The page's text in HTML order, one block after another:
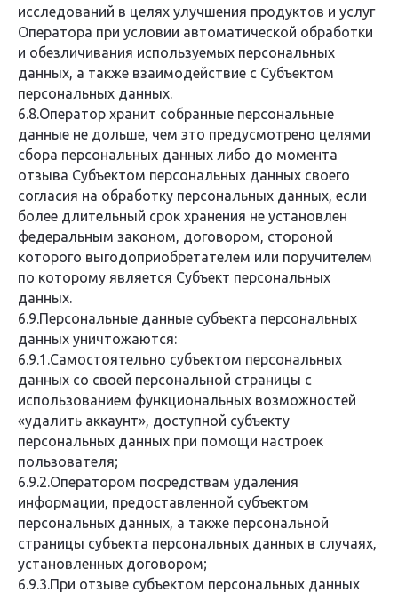
исследований в целях улучшения продуктов и услуг
Оператора при условии автоматической обработки
и обезличивания используемых персональных
данных, а также взаимодействие с Субъектом
персональных данных.
6.8.Оператор хранит собранные персональные
данные не дольше, чем это предусмотрено целями
сбора персональных данных либо до момента
отзыва Субъектом персональных данных своего
согласия на обработку персональных данных, если
более длительный срок хранения не установлен
федеральным законом, договором, стороной
которого выгодоприобретателем или поручителем
по которому является Субъект персональных
данных.
6.9.Персональные данные субъекта персональных
данных уничтожаются:
6.9.1.Самостоятельно субъектом персональных
данных со своей персональной страницы с
использованием функциональных возможностей
«удалить аккаунт», доступной субъекту
персональных данных при помощи настроек
пользователя;
6.9.2.Оператором посредствам удаления
информации, предоставленной субъектом
персональных данных, а также персональной
страницы субъекта персональных данных в случаях,
установленных договором;
6.9.3.При отзыве субъектом персональных данных